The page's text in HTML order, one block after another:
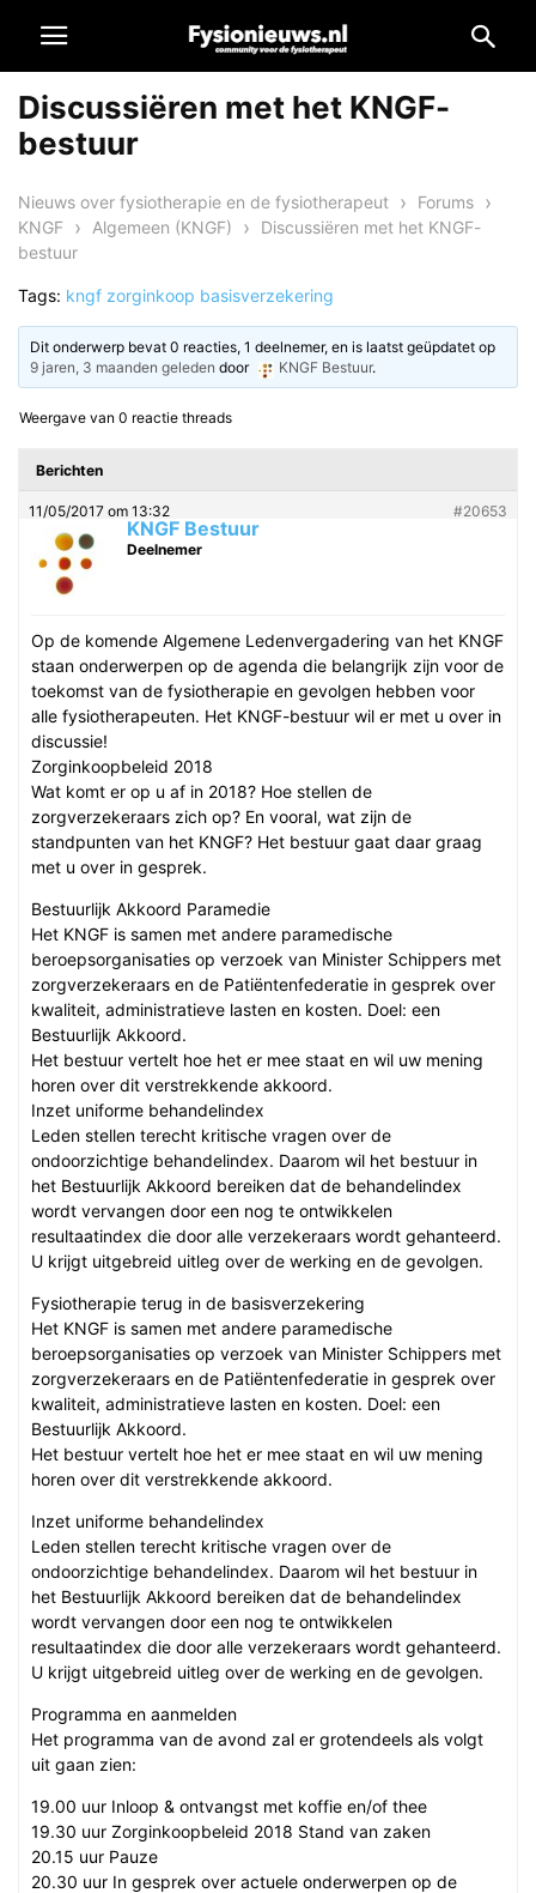
Discussiëren met het KNGF-
bestuur
Nieuws over fysiotherapie en de fysiotherapeut › Forums ›
KNGF › Algemeen (KNGF) ›
Discussiëren met het KNGF-
bestuur
Tags: kngf zorginkoop basisverzekering
Dit onderwerp bevat 0 reacties, 1 deelnemer, en is laatst geüpdatet op
9 jaren, 3 maanden geleden door KNGF Bestuur.
Weergave van 0 reactie threads
Berichten
11/05/2017 om 13:32 #20653
KNGF Bestuur
Deelnemer
Op de komende Algemene Ledenvergadering van het KNGF
staan onderwerpen op de agenda die belangrijk zijn voor de
toekomst van de fysiotherapie en gevolgen hebben voor
alle fysiotherapeuten. Het KNGF-bestuur wil er met u over in
discussie!
Zorginkoopbeleid 2018
Wat komt er op u af in 2018? Hoe stellen de
zorgverzekeraars zich op? En vooral, wat zijn de
standpunten van het KNGF? Het bestuur gaat daar graag
met u over in gesprek.
Bestuurlijk Akkoord Paramedie
Het KNGF is samen met andere paramedische
beroepsorganisaties op verzoek van Minister Schippers met
zorgverzekeraars en de Patiëntenfederatie in gesprek over
kwaliteit, administratieve lasten en kosten. Doel: een
Bestuurlijk Akkoord.
Het bestuur vertelt hoe het er mee staat en wil uw mening
horen over dit verstrekkende akkoord.
Inzet uniforme behandelindex
Leden stellen terecht kritische vragen over de
ondoorzichtige behandelindex. Daarom wil het bestuur in
het Bestuurlijk Akkoord bereiken dat de behandelindex
wordt vervangen door een nog te ontwikkelen
resultaatindex die door alle verzekeraars wordt gehanteerd.
U krijgt uitgebreid uitleg over de werking en de gevolgen.
Fysiotherapie terug in de basisverzekering
Het KNGF is samen met andere paramedische
beroepsorganisaties op verzoek van Minister Schippers met
zorgverzekeraars en de Patiëntenfederatie in gesprek over
kwaliteit, administratieve lasten en kosten. Doel: een
Bestuurlijk Akkoord.
Het bestuur vertelt hoe het er mee staat en wil uw mening
horen over dit verstrekkende akkoord.
Inzet uniforme behandelindex
Leden stellen terecht kritische vragen over de
ondoorzichtige behandelindex. Daarom wil het bestuur in
het Bestuurlijk Akkoord bereiken dat de behandelindex
wordt vervangen door een nog te ontwikkelen
resultaatindex die door alle verzekeraars wordt gehanteerd.
U krijgt uitgebreid uitleg over de werking en de gevolgen.
Programma en aanmelden
Het programma van de avond zal er grotendeels als volgt
uit gaan zien:
19.00 uur Inloop & ontvangst met koffie en/of thee
19.30 uur Zorginkoopbeleid 2018 Stand van zaken
20.15 uur Pauze
20.30 uur In gesprek over actuele onderwerpen op de